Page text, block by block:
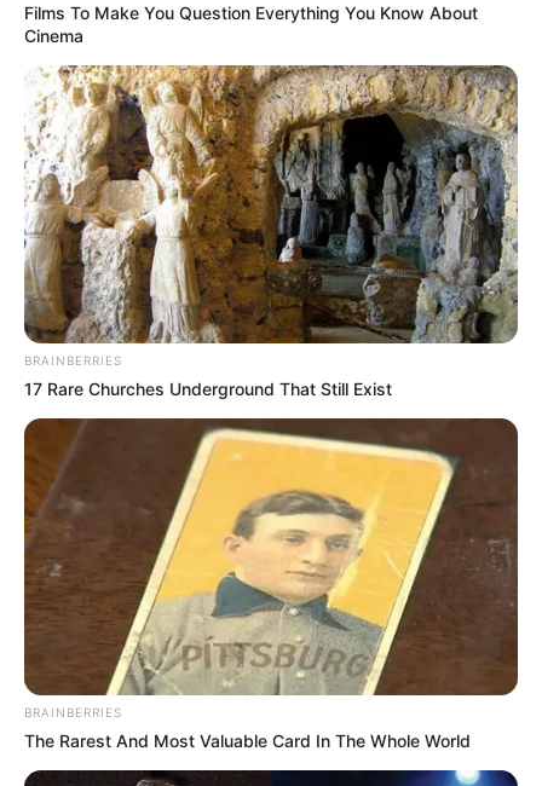
Suchen:
Auf einigen Seiten dieses Projektes sind Affiliate-
Angebote integriert. Wenn etwas darüber gebucht oder
dadurch der Preis ändert.
Films To Make You Question Everything You Know About
Cinema
BRAINBERRIES
17 Rare Churches Underground That Still Exist
BRAINBERRIES
The Rarest And Most Valuable Card In The Whole World